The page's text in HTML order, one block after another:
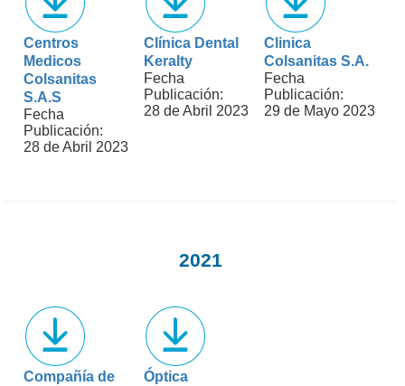
Centros
Medicos
Colsanitas
S.A.S
Fecha
Publicación:
28 de Abril 2023
Clínica Dental
Keralty
Fecha
Publicación:
28 de Abril 2023
Clinica
Colsanitas S.A.
Fecha
Publicación:
29 de Mayo 2023
2021
Compañía de
Óptica